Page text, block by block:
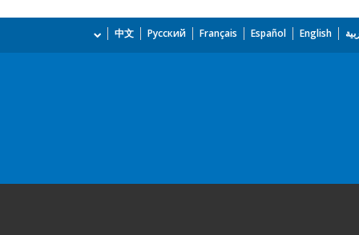
English
Español
Français
Русский
中文